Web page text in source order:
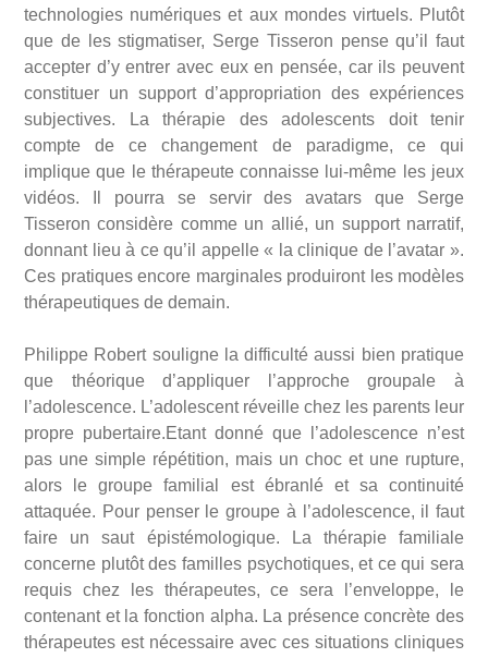
technologies numériques et aux mondes virtuels. Plutôt
que de les stigmatiser, Serge Tisseron pense qu’il faut
accepter d’y entrer avec eux en pensée, car ils peuvent
constituer un support d’appropriation des expériences
subjectives. La thérapie des adolescents doit tenir
compte de ce changement de paradigme, ce qui
implique que le thérapeute connaisse lui-même les jeux
vidéos. Il pourra se servir des avatars que Serge
Tisseron considère comme un allié, un support narratif,
donnant lieu à ce qu’il appelle « la clinique de l’avatar ».
Ces pratiques encore marginales produiront les modèles
thérapeutiques de demain.
Philippe Robert souligne la difficulté aussi bien pratique
que théorique d’appliquer l’approche groupale à
l’adolescence. L’adolescent réveille chez les parents leur
propre pubertaire.Etant donné que l’adolescence n’est
pas une simple répétition, mais un choc et une rupture,
alors le groupe familial est ébranlé et sa continuité
attaquée. Pour penser le groupe à l’adolescence, il faut
faire un saut épistémologique. La thérapie familiale
concerne plutôt des familles psychotiques, et ce qui sera
requis chez les thérapeutes, ce sera l’enveloppe, le
contenant et la fonction alpha. La présence concrète des
thérapeutes est nécessaire avec ces situations cliniques